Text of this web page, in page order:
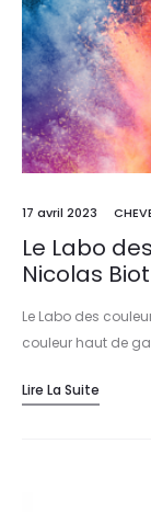
17 avril 2023
Le Labo
Nicolas Biot
Le Labo des
couleur haut de
Lire La Suite